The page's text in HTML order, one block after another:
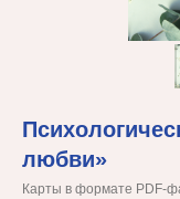
любви»
Карты в формате PDF-